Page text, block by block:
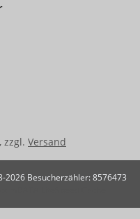
zzgl. Versand
2026Besucherzähler: 8576473